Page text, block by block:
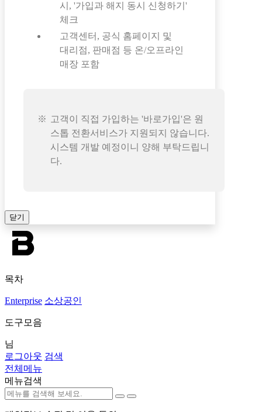
시, '가입과 해지 동시 신청하기'
체크
고객센터, 공식 홈페이지 및
대리점, 판매점 등 온/오프라인
매장 포함
고객이 직접 가입하는 '바로가입'은 원
스톱 전환서비스가 지원되지 않습니다.
시스템 개발 예정이니 양해 부탁드립니
다.
닫기
목차
Enterprise 소상공인
도구모음
님
로그아웃 검색
전체메뉴
메뉴검색